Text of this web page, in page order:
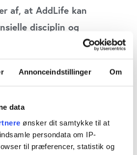
Annonceindstillinger Om
data
ønsker dit samtykke til at
persondata om IP-
til præferencer, statistik og
af, at AddLife kan
disciplin og
leverede AddLife en
med en markant
Nettoomsætningen
til 7,7mia. SEK og EBITA-
% fra 11 % sidste år.